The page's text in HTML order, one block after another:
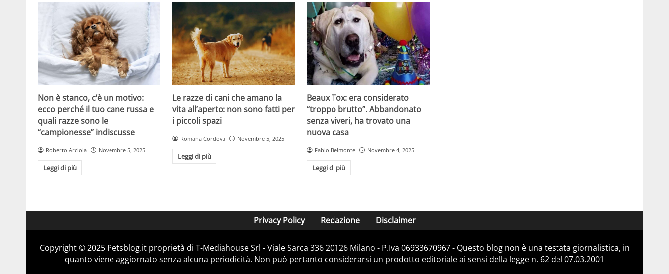
Non è stanco, c’è un motivo:
ecco perché il tuo cane russa e
quali razze sono le
“campionesse” indiscusse
Roberto Arciola Novembre 5, 2025
Leggi di più
Le razze di cani che amano la
vita all’aperto: non sono fatti per
i piccoli spazi
Romana Cordova Novembre 5, 2025
Leggi di più
Beaux Tox: era considerato
“troppo brutto”. Abbandonato
senza viveri, ha trovato una
nuova casa
Fabio Belmonte Novembre 4, 2025
Leggi di più
Privacy Policy Redazione Disclaimer
Copyright © 2025 Petsblog.it proprietà di T-Mediahouse Srl - Viale Sarca 336 20126 Milano - P.Iva 06933670967 - Questo blog non è una testata giornalistica, in
quanto viene aggiornato senza alcuna periodicità. Non può pertanto considerarsi un prodotto editoriale ai sensi della legge n. 62 del 07.03.2001